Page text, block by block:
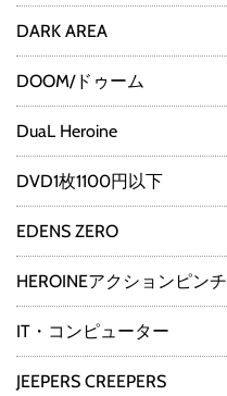
DARK AREA
DOOM/ドゥーム
DuaL Heroine
DVD1枚1100円以下
EDENS ZERO
HEROINEアクションピンチ
IT・コンピューター
JEEPERS CREEPERS